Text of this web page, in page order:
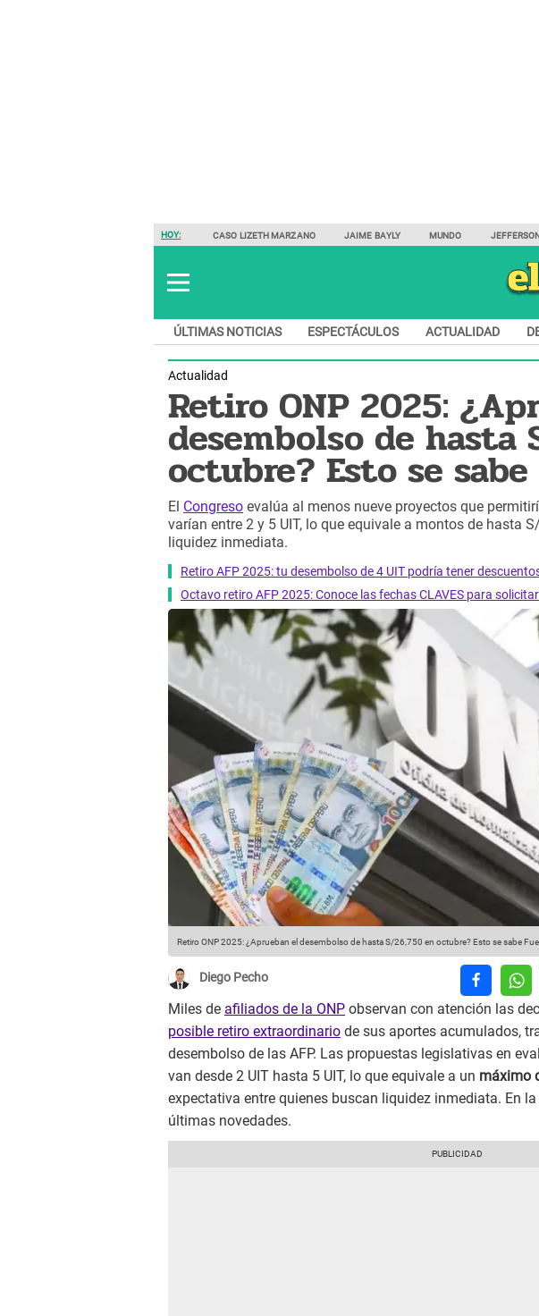
HOY: CASO LIZETH MARZANO JAIME BAYLY MUNDO
ÚLTIMAS NOTICIAS ESPECTÁCULOS ACTUALIDAD
Actualidad
Retiro ONP 2025:
desembolso de hasta
octubre? Esto se sabe
El Congreso evalúa al menos nueve proyectos que
varían entre 2 y 5 UIT, lo que equivale a montos de hasta
liquidez inmediata.
Retiro AFP 2025: tu desembolso de 4 UIT podría tener
Octavo retiro AFP 2025: Conoce las fechas CLAVES para
Retiro ONP 2025: ¿Aprueban el desembolso de hasta S/26,750 en octubre? Esto se sabe
Diego Pecho
Miles de afiliados de la ONP observan con atención las
posible retiro extraordinario de sus aportes acumulados,
desembolso de las AFP. Las propuestas legislativas en
van desde 2 UIT hasta 5 UIT, lo que equivale a un máximo
expectativa entre quienes buscan liquidez inmediata. En
últimas novedades.